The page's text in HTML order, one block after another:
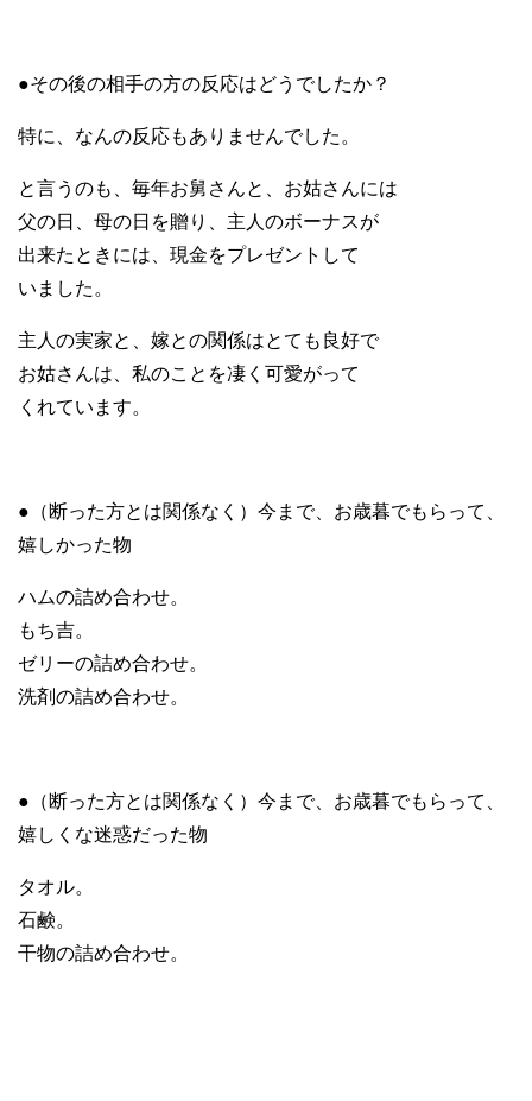
●その後の相手の方の反応はどうでしたか？
特に、なんの反応もありませんでした。
と言うのも、毎年お舅さんと、お姑さんには
父の日、母の日を贈り、主人のボーナスが
出来たときには、現金をプレゼントして
いました。
主人の実家と、嫁との関係はとても良好で
お姑さんは、私のことを凄く可愛がって
くれています。
●（断った方とは関係なく）今まで、お歳暮でもらって、
嬉しかった物
ハムの詰め合わせ。
もち吉。
ゼリーの詰め合わせ。
洗剤の詰め合わせ。
●（断った方とは関係なく）今まで、お歳暮でもらって、
嬉しくな迷惑だった物
タオル。
石鹸。
干物の詰め合わせ。